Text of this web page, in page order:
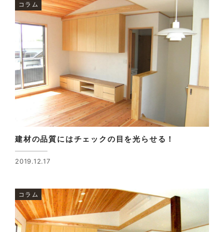
コラム
建材の品質にはチェックの目を光らせる！
2019.12.17
コラム